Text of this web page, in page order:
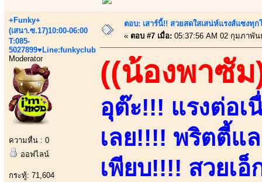
+Funky+
(เสนา.ซ.17)10:00-06:00
T:085-
5027899♥Line:funkyclub
Moderator
ความหื่น : 0
ออฟไลน์
กระทู้: 71,604
ตอบ: เสาร์นี้!! สวยสดใสเสน่ห์แรงส์แซงทุ
« ตอบ #7 เมื่อ: 05:37:56 AM 02 กุมภาพัน
((น้องพาซัม
อุต๊ะ!!! แรงต่อเ
เลย!!!! พริตตี้แ
เพียบ!!!! สวยเ